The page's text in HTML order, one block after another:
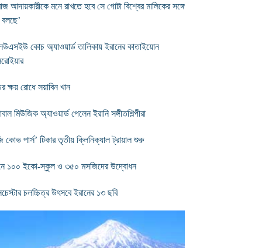
আদায়কারীকে মনে রাখতে হবে সে গোটা বিশ্বের মালিকের সঙ্গে
কোচ অ্যাওয়ার্ড তালিকায় ইরানের কাতাইয়োন
ক্ষয় রোধে সয়াবিন খান
মিউজিক অ্যাওয়ার্ড পেলেন ইরানি সঙ্গীতশিল্পীরা
কোভ পার্স’ টিকার তৃতীয় ক্লিনিক্যাল ট্রায়াল শুরু
১০০ ইকো-স্কুল ও ৩৫০ মসজিদের উদ্বোধন
চলচ্চিত্র উৎসবে ইরানের ১৩ ছবি